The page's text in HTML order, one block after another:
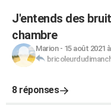
J'entends des
chambre
Marion- 15 août 2021
8 réponses